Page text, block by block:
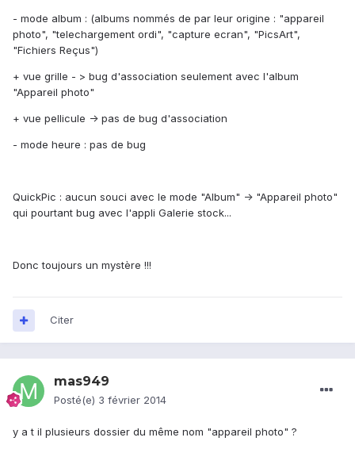
- mode album : (albums nommés de par leur origine : "appareil
photo", "telechargement ordi", "capture ecran", "PicsArt",
"Fichiers Reçus")
+ vue grille - > bug d'association seulement avec l'album
"Appareil photo"
+ vue pellicule -> pas de bug d'association
- mode heure : pas de bug
QuickPic : aucun souci avec le mode "Album" -> "Appareil photo"
qui pourtant bug avec l'appli Galerie stock...
Donc toujours un mystère !!!
Citer
mas949
Posté(e) 3 février 2014
y a t il plusieurs dossier du même nom "appareil photo" ?